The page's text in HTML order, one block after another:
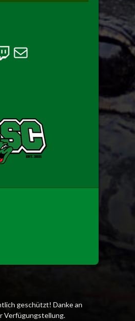
E-Mail
geschützt! Danke an
Verfügungstellung.